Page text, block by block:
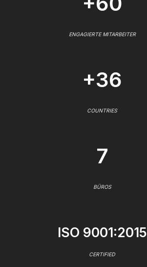
ENGAGIERTE MITARBEITER
+36
COUNTRIES
7
BÜROS
ISO 9001:2015
CERTIFIED